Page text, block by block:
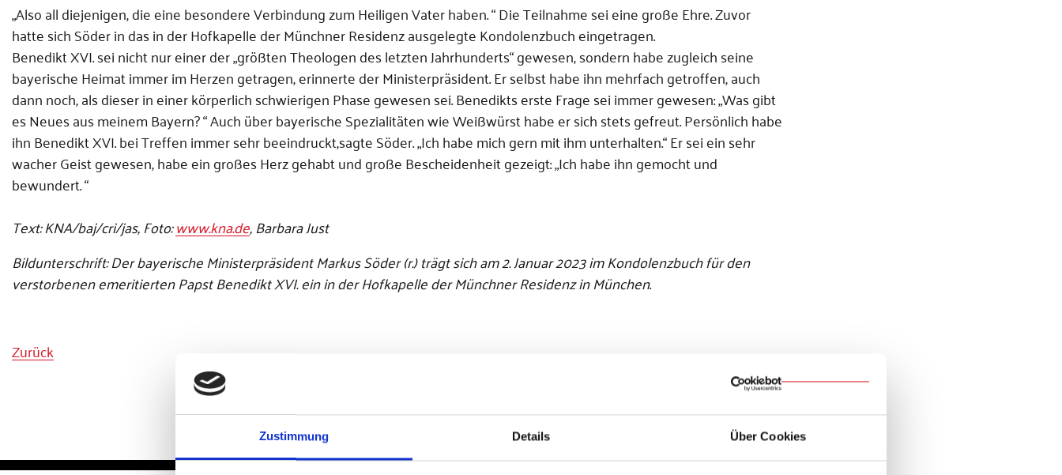
Zustimmung Details Über Cookies
„Also all diejenigen, die eine besondere Verbindung zum Heiligen Vater haben. “ Die Teilnahme sei eine große Ehre. Zuvor
hatte sich Söder in das in der Hofkapelle der Münchner Residenz ausgelegte Kondolenzbuch eingetragen.
Benedikt XVI. sei nicht nur einer der „größten Theologen des letzten Jahrhunderts“ gewesen, sondern habe zugleich seine
bayerische Heimat immer im Herzen getragen, erinnerte der Ministerpräsident. Er selbst habe ihn mehrfach getroffen, auch
dann noch, als dieser in einer körperlich schwierigen Phase gewesen sei. Benedikts erste Frage sei immer gewesen: „Was gibt
es Neues aus meinem Bayern? “ Auch über bayerische Spezialitäten wie Weißwürst habe er sich stets gefreut. Persönlich habe
ihn Benedikt XVI. bei Treffen immer sehr beeindruckt,sagte Söder. „Ich habe mich gern mit ihm unterhalten.“ Er sei ein sehr
wacher Geist gewesen, habe ein großes Herz gehabt und große Bescheidenheit gezeigt: „Ich habe ihn gemocht und
bewundert. “
Text: KNA/baj/cri/jas, Foto:www.kna.de, Barbara Just
Bildunterschrift: Der bayerische Ministerpräsident Markus Söder (r.) trägt sich am 2. Januar 2023 im Kondolenzbuch für den
verstorbenen emeritierten Papst Benedikt XVI. ein in der Hofkapelle der Münchner Residenz in München.
Zurück